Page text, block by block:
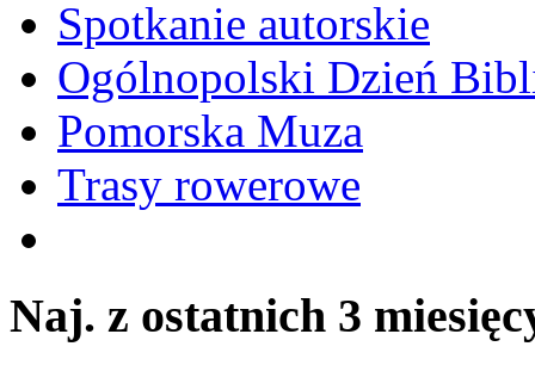
Spotkanie autorskie
Ogólnopolski Dzień
Pomorska Muza
Trasy rowerowe
Naj. z ostatnich 3